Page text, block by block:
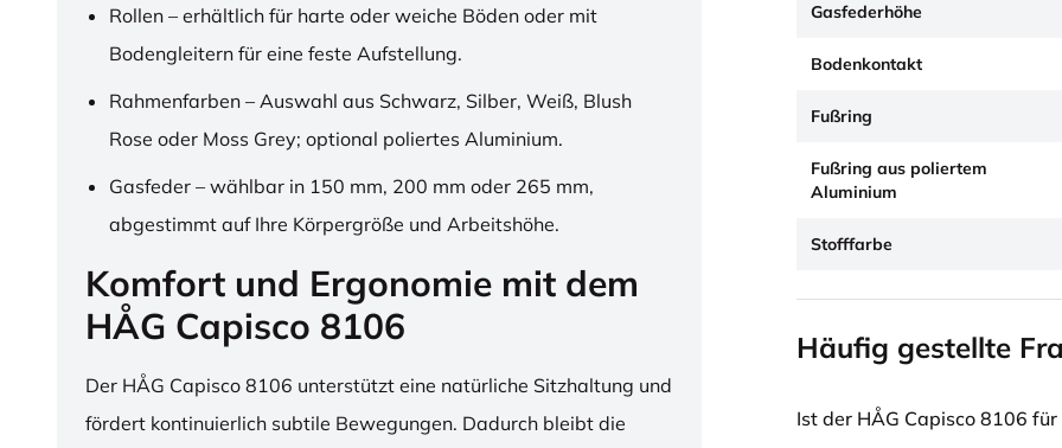
Rollen – erhältlich für harte oder weiche Böden oder mit
Bodengleitern für eine feste Aufstellung.
Rahmenfarben – Auswahl aus Schwarz, Silber, Weiß, Blush
Rose oder Moss Grey; optional poliertes Aluminium.
Gasfeder – wählbar in 150 mm, 200 mm oder 265 mm,
abgestimmt auf Ihre Körpergröße und Arbeitshöhe.
Komfort und Ergonomie mit dem
HÅG Capisco 8106
Der HÅG Capisco 8106 unterstützt eine natürliche Sitzhaltung und
fördert kontinuierlich subtile Bewegungen. Dadurch bleibt die
Gasfederhöhe
Bodenkontakt
Fußring
Fußring aus poliertem
Aluminium
Stofffarbe
Häufig gestellte
Ist der HÅG Capisco 8106